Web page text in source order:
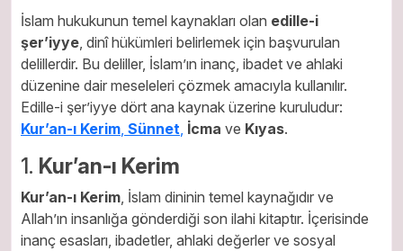
İslam hukukunun temel kaynakları olan edille-i
şer’iyye , dinî hükümleri belirlemek için başvurulan
delillerdir. Bu deliller, İslam’ın inanç, ibadet ve ahlaki
düzenine dair meseleleri çözmek amacıyla kullanılır.
Edille-i şer’iyye dört ana kaynak üzerine kuruludur:
Kur’an-ı Kerim Sünnet İcma ve Kıyas.
1. Kur’an-ı Kerim
Kur’an-ı Kerim , İslam dininin temel kaynağıdır ve
Allah’ın insanlığa gönderdiği son ilahi kitaptır. İçerisinde
inanç esasları, ibadetler, ahlaki değerler ve sosyal